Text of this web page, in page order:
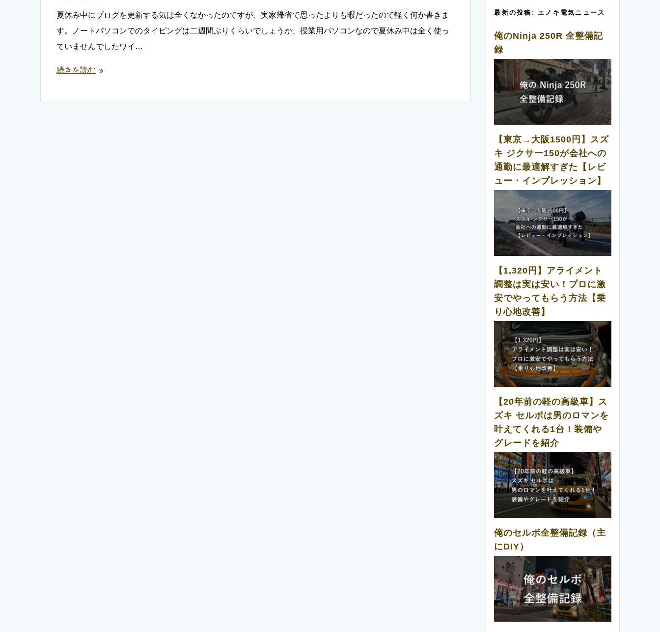
夏休み中にブログを更新する気は全くなかったのですが、実家帰省で思ったよりも暇だったので軽く何か書きま
す。ノートパソコンでのタイピングは二週間ぶりくらいでしょうか、授業用パソコンなので夏休み中は全く使っ
ていませんでしたワイ…
続きを読む
最新の投稿: エノキ電気ニュース
俺のNinja 250R 全整備記
録
【東京→大阪1500円】スズ
キ ジクサー150が会社への
通勤に最適解すぎた【レビ
ュー・インプレッション】
【1,320円】アライメント
調整は実は安い！プロに激
安でやってもらう方法【乗
り心地改善】
【20年前の軽の高級車】ス
ズキ セルボは男のロマンを
叶えてくれる1台！装備や
グレードを紹介
俺のセルボ全整備記録（主
にDIY）